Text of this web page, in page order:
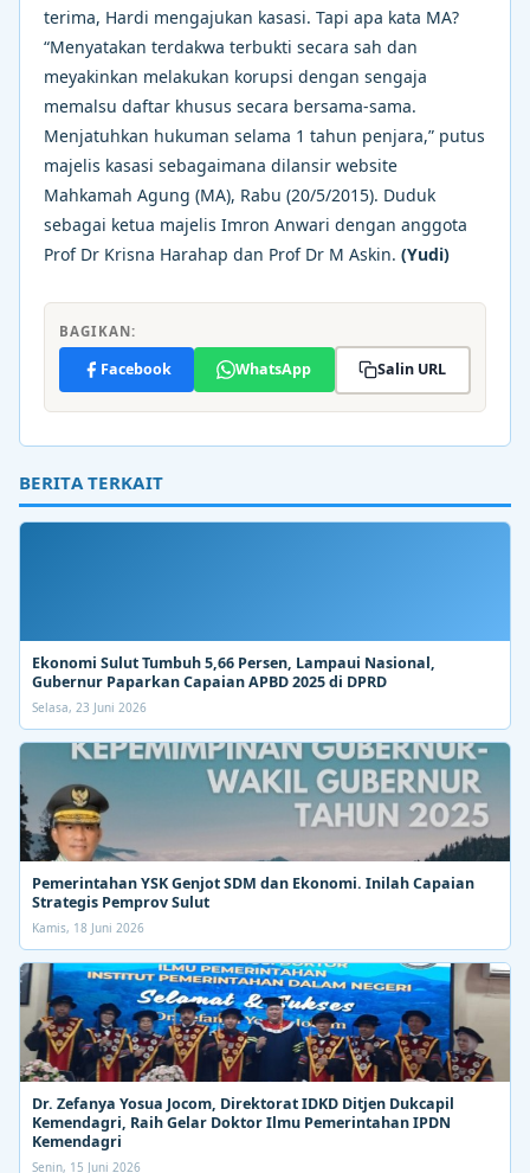
terima, Hardi mengajukan kasasi. Tapi apa kata MA?
“Menyatakan terdakwa terbukti secara sah dan
meyakinkan melakukan korupsi dengan sengaja
memalsu daftar khusus secara bersama-sama.
Menjatuhkan hukuman selama 1 tahun penjara,” putus
majelis kasasi sebagaimana dilansir website
Mahkamah Agung (MA), Rabu (20/5/2015). Duduk
sebagai ketua majelis Imron Anwari dengan anggota
Prof Dr Krisna Harahap dan Prof Dr M Askin. (Yudi)
BAGIKAN:
Facebook WhatsApp Salin URL
BERITA TERKAIT
Ekonomi Sulut Tumbuh 5,66 Persen, Lampaui Nasional,
Gubernur Paparkan Capaian APBD 2025 di DPRD
Selasa, 23 Juni 2026
Pemerintahan YSK Genjot SDM dan Ekonomi. Inilah Capaian
Strategis Pemprov Sulut
Kamis, 18 Juni 2026
Dr. Zefanya Yosua Jocom, Direktorat IDKD Ditjen Dukcapil
Kemendagri, Raih Gelar Doktor Ilmu Pemerintahan IPDN
Kemendagri
Senin, 15 Juni 2026